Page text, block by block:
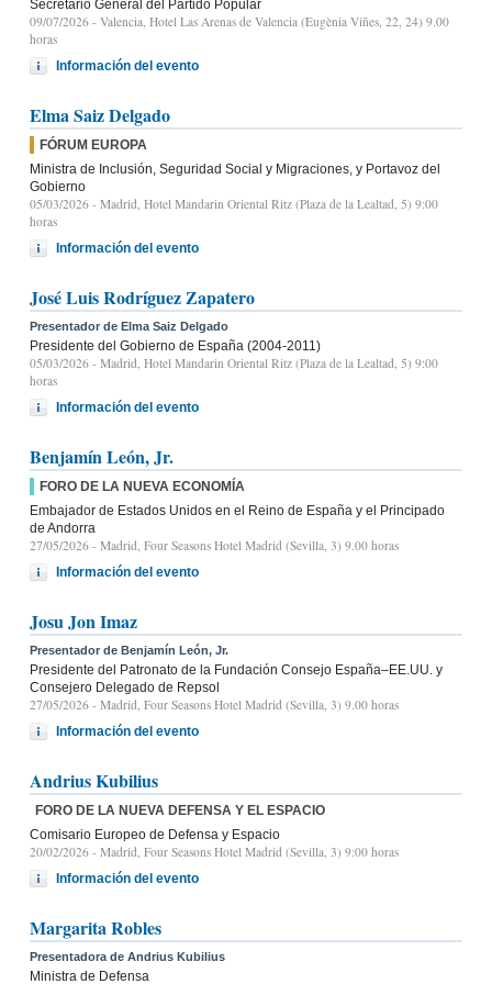
Secretario General del Partido Popular
09/07/2026 - Valencia, Hotel Las Arenas de Valencia (Eugènia Viñes, 22, 24) 9.00
horas
Información del evento
Elma Saiz Delgado
FÓRUM EUROPA
Ministra de Inclusión, Seguridad Social y Migraciones, y Portavoz del
Gobierno
05/03/2026 - Madrid, Hotel Mandarin Oriental Ritz (Plaza de la Lealtad, 5) 9:00
horas
Información del evento
José Luis Rodríguez Zapatero
Presentador de Elma Saiz Delgado
Presidente del Gobierno de España (2004-2011)
05/03/2026 - Madrid, Hotel Mandarin Oriental Ritz (Plaza de la Lealtad, 5) 9:00
horas
Información del evento
Benjamín León, Jr.
FORO DE LA NUEVA ECONOMÍA
Embajador de Estados Unidos en el Reino de España y el Principado
de Andorra
27/05/2026 - Madrid, Four Seasons Hotel Madrid (Sevilla, 3) 9.00 horas
Información del evento
Josu Jon Imaz
Presentador de Benjamín León, Jr.
Presidente del Patronato de la Fundación Consejo España–EE.UU. y
Consejero Delegado de Repsol
27/05/2026 - Madrid, Four Seasons Hotel Madrid (Sevilla, 3) 9.00 horas
Información del evento
Andrius Kubilius
FORO DE LA NUEVA DEFENSA Y EL ESPACIO
Comisario Europeo de Defensa y Espacio
20/02/2026 - Madrid, Four Seasons Hotel Madrid (Sevilla, 3) 9:00 horas
Información del evento
Margarita Robles
Presentadora de Andrius Kubilius
Ministra de Defensa